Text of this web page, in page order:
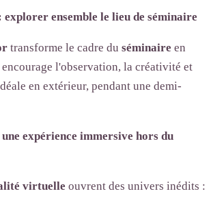
explorer ensemble le lieu de séminaire
transforme le cadre du séminaire en
l'observation, la créativité et
en extérieur, pendant une demi-
expérience immersive hors du
virtuelle ouvrent des univers inédits :